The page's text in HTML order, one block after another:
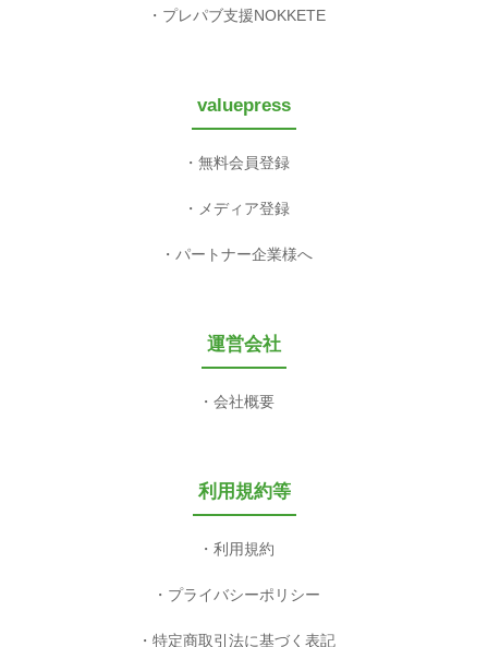
プレパブ支援NOKKETE
valuepress
無料会員登録
メディア登録
パートナー企業様へ
運営会社
会社概要
利用規約等
利用規約
プライバシーポリシー
特定商取引法に基づく表記